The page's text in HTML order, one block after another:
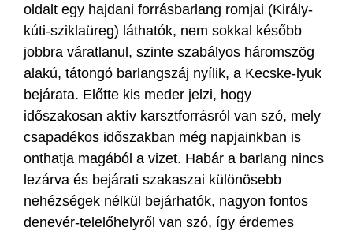
oldalt egy hajdani forrásbarlang romjai (Király-
kúti-sziklaüreg) láthatók, nem sokkal később
jobbra váratlanul, szinte szabályos háromszög
alakú, tátongó barlangszáj nyílik, a Kecske-lyuk
bejárata. Előtte kis meder jelzi, hogy
időszakosan aktív karsztforrásról van szó, mely
csapadékos időszakban még napjainkban is
onthatja magából a vizet. Habár a barlang nincs
lezárva és bejárati szakaszai különösebb
nehézségek nélkül bejárhatók, nagyon fontos
denevér-telelőhelyről van szó, így érdemes